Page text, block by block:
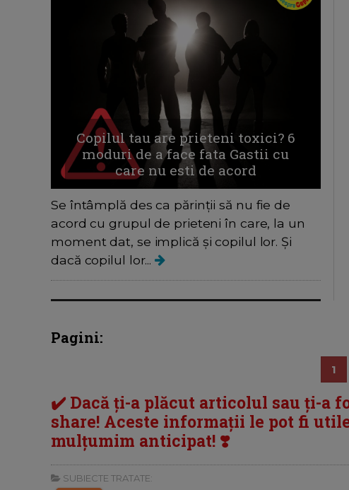
Copilul tau are prieteni toxici? 6
moduri de a face fata Gastii cu
care nu esti de acord
Se întâmplă des ca părinții să nu fie de
acord cu grupul de prieteni în care, la un
moment dat, se implică și copilul lor. Și
dacă copilul lor...
Pagini:
1
✔️ Dacă ți-a plăcut articolul sau ți-a
share! Aceste informații le pot fi
mulțumim anticipat! ❣️
SUBIECTE TRATATE: